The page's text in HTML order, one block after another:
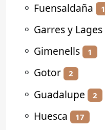
⚬ Fuensaldaña 1
⚬ Garres y Lages
⚬ Gimenells 1
⚬ Gotor 2
⚬ Guadalupe 2
⚬ Huesca 17